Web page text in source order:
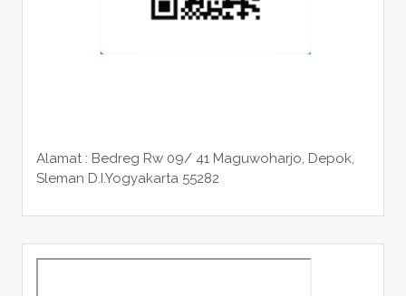
Alamat : Bedreg Rw 09/ 41 Maguwoharjo, Depok,
Sleman D.I.Yogyakarta 55282